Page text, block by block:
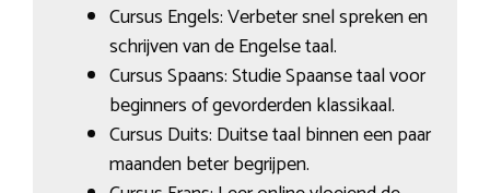
Cursus Engels: Verbeter snel spreken en
schrijven van de Engelse taal.
Cursus Spaans: Studie Spaanse taal voor
beginners of gevorderden klassikaal.
Cursus Duits: Duitse taal binnen een paar
maanden beter begrijpen.